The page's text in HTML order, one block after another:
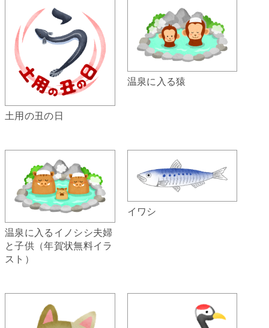
土用の丑の日
温泉に入る猿
温泉に入るイノシシ夫婦
と子供（年賀状無料イラ
スト）
イワシ